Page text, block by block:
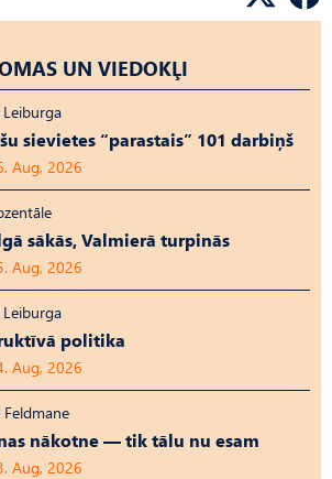
UN VIEDOKĻI
sievietes “parastais” 101 darbiņš
Aug, 2026
sākās, Valmierā turpinās
Aug, 2026
politika
Aug, 2026
nākotne — tik tālu nu esam
Aug, 2026